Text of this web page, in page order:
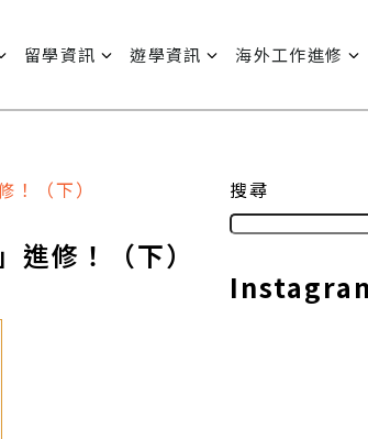
留學資訊 遊學資訊 海外工作進修
（下）
修！（下）
搜尋